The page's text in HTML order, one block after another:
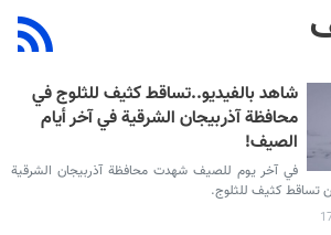
شاهد بالفيديو..تساقط كثيف للثلوج في
محافظة آذربيجان الشرقية في آخر أيام
الصيف!
في آخر يوم للصيف شهدت محافظة آذربيجان الشرقية
تساقط كثيف للثلوج.